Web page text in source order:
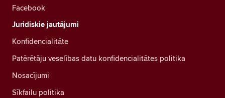
Facebook
Juridiskie jautājumi
Konfidencialitāte
Patērētāju veselības datu konfidencialitātes politika
Nosacījumi
Sīkfailu politika